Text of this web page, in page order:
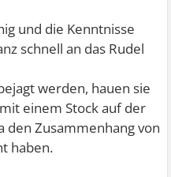
und die Kenntnisse
schnell an das Rudel
werden, hauen sie
einem Stock auf der
den Zusammenhang von
haben.